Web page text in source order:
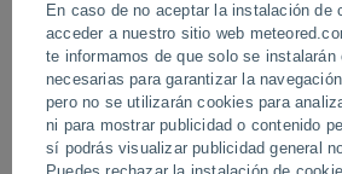
En caso de no aceptar la instalación de
acceder a nuestro sitio web
te informamos de que solo se instalarán
necesarias para garantizar la
pero no se utilizarán cookies para
ni para mostrar publicidad o contenido
sí podrás visualizar publicidad general